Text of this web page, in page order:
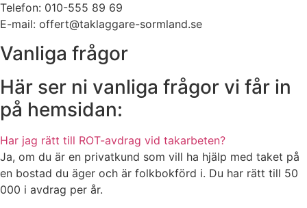
Telefon: 010-555 89 69
E-mail: offert@taklaggare-sormland.se
Vanliga frågor
Här ser ni vanliga frågor vi får in
på hemsidan:
Har jag rätt till ROT-avdrag vid takarbeten?
Ja, om du är en privatkund som vill ha hjälp med taket på
en bostad du äger och är folkbokförd i. Du har rätt till 50
000 i avdrag per år.